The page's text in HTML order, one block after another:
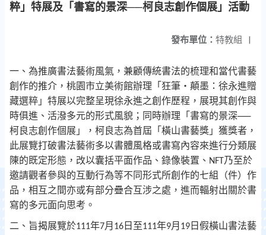
粹」特展及「書寫的景深──柯良志創作個展」活動
發布單位： 特教組 |
一、為推廣書法藝術風氣，兼顧傳統書法的梳理和當代書藝
創作的推介，桃園市立美術館辦理「狂筆‧顛墨：徐永進贈
藏選粹」特展以完整呈現徐永進之創作歷程，展現其創作與
時俱進、活潑多元的形式風貌；同時辦理「書寫的景深──
柯良志創作個展」，柯良志為首屆「橫山書藝獎」獲獎者，
此展覽打破書法藝術多以書體風格或書寫內容來進行分類展
陳的既定形態，改以囊括平面作品、錄像裝置、 NFT
乃至於
邀請觀者參與的互動行為等不同形式所創作的七組（件）作
品，相互之間亦或有部分疊合互涉之處，進而輻射出關於書
寫的多元面向思考。
二、旨揭展覽於111年7月 16 日至111年9月 19 日假橫山書法藝